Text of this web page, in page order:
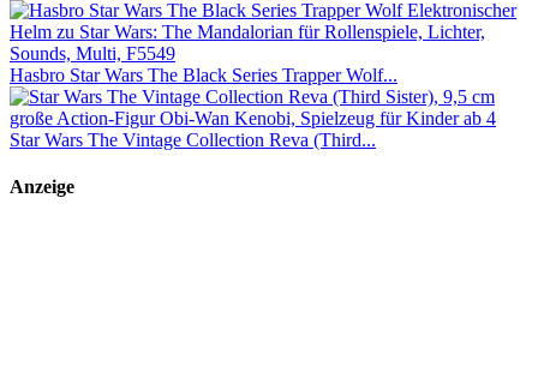
Hasbro Star Wars The Black Series Trapper Wolf...
Star Wars The Vintage Collection Reva (Third...
Anzeige